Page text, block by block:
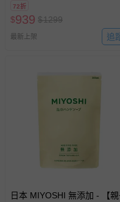
72折
$939 $1299
最新上架 追
日本 MIYOSHI 無添加 - 【